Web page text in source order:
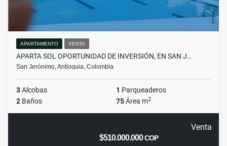
APARTAMENTO VENTA
APARTA SOL OPORTUNIDAD DE INVERSIÓN, EN SAN J…
San Jerónimo, Antioquia, Colombia
3Alcobas 1 Parqueaderos
2 Baños 75Área m2
Venta
$510.000.000COP